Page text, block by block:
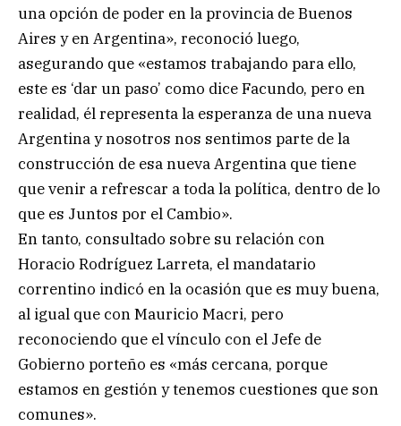
una opción de poder en la provincia de Buenos
Aires y en Argentina», reconoció luego,
asegurando que «estamos trabajando para ello,
este es ‘dar un paso’ como dice Facundo, pero en
realidad, él representa la esperanza de una nueva
Argentina y nosotros nos sentimos parte de la
construcción de esa nueva Argentina que tiene
que venir a refrescar a toda la política, dentro de lo
que es Juntos por el Cambio».
En tanto, consultado sobre su relación con
Horacio Rodríguez Larreta, el mandatario
correntino indicó en la ocasión que es muy buena,
al igual que con Mauricio Macri, pero
reconociendo que el vínculo con el Jefe de
Gobierno porteño es «más cercana, porque
estamos en gestión y tenemos cuestiones que son
comunes».